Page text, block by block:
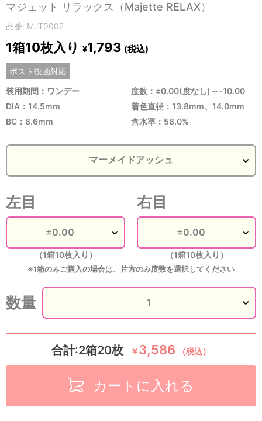
マジェット リラックス（Majette RELAX）
品番: MJT0002
1箱10枚入り ¥1,793 (税込)
ポスト投函対応
装用期間：ワンデー
度数：±0.00(度なし)～-10.00
DIA：14.5mm
着色直径：13.8mm、14.0mm
BC：8.6mm
含水率：58.0%
左目
（1箱10枚入り）
右目
（1箱10枚入り）
※1箱のみご購入の場合は、片方のみ度数を選択してください
数量
合計:2箱20枚 ￥3,586 （税込）
カートに入れる